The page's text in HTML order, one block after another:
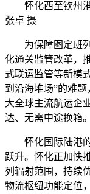
怀化西至钦州
张卓 摄
为保障图定班列
化通关监管改革，
式联运监管等新模
到沿海堆场”的难
大全球主流航运企
达、无需中途换箱。
怀化国际陆港的
跃升。怀化正加快
列辐射范围，持续
物流枢纽功能定位